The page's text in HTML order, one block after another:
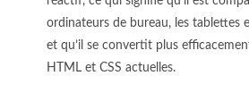
ordinateurs de bureau, les tablettes
et qu’il se convertit plus
HTML et CSS actuelles.